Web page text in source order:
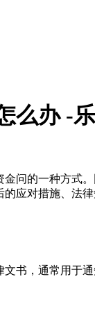
么办 -
问的一种方式
应对措施、法
书，通常用于